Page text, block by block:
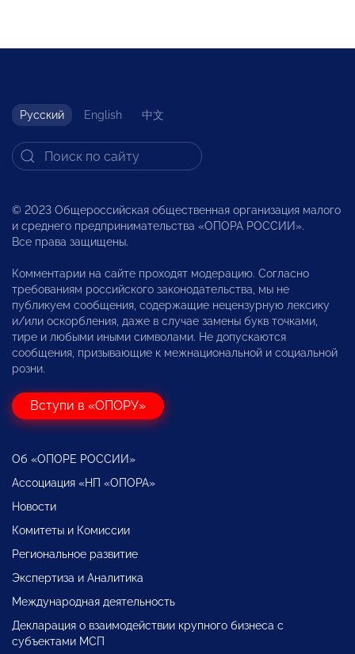
Русский English 中文
© 2023 Общероссийская общественная организация малого
и среднего предпринимательства «ОПОРА РОССИИ».
Все права защищены.
Комментарии на сайте проходят модерацию. Согласно
требованиям российского законодательства, мы не
публикуем сообщения, содержащие нецензурную лексику
и/или оскорбления, даже в случае замены букв точками,
тире и любыми иными символами. Не допускаются
сообщения, призывающие к межнациональной и социальной
розни.
Вступи в «ОПОРУ»
Об «ОПОРЕ РОССИИ»
Ассоциация «НП «ОПОРА»
Новости
Комитеты и Комиссии
Региональное развитие
Экспертиза и Аналитика
Международная деятельность
Декларация о взаимодействии крупного бизнеса с
субъектами МСП